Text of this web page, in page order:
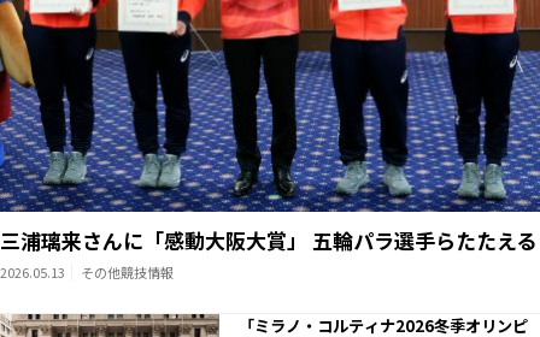
三浦璃来さんに「感動大阪大賞」 五輪パラ選手らたたえる
2026.05.13 その他競技情報
「ミラノ・コルティナ2026冬季オリンピ